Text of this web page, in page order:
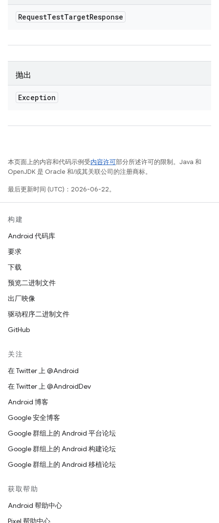
RequestTestTargetResponse
抛出
Exception
本页面上的内容和代码示例受内容许可部分所述许可的限制。Java 和
OpenJDK 是 Oracle 和/或其关联公司的注册商标。
最后更新时间 (UTC)：2026-06-22。
构建
Android 代码库
要求
下载
预览二进制文件
出厂映像
驱动程序二进制文件
GitHub
关注
在 Twitter 上 @Android
在 Twitter 上 @AndroidDev
Android 博客
Google 安全博客
Google 群组上的 Android 平台论坛
Google 群组上的 Android 构建论坛
Google 群组上的 Android 移植论坛
获取帮助
Android 帮助中心
Pixel 帮助中心